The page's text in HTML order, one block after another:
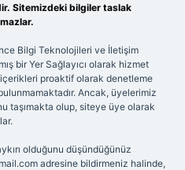
Sitemizdeki bilgiler taslak
Bilgi Teknolojileri ve İletişim
bir Yer Sağlayıcı olarak hizmet
proaktif olarak denetleme
Ancak, üyelerimiz
taşımakta olup, siteye üye olarak
olduğunu düşündüğünüz
adresine bildirmeniz halinde,